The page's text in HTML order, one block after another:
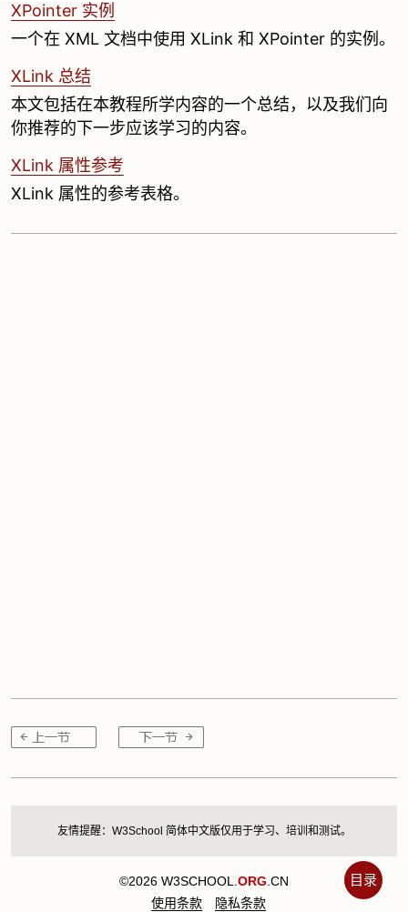
XPointer 实例
一个在 XML 文档中使用 XLink 和 XPointer 的实例。
XLink 总结
本文包括在本教程所学内容的一个总结，以及我们向
你推荐的下一步应该学习的内容。
XLink 属性参考
XLink 属性的参考表格。
目录
友情提醒：W3School 简体中文版仅用于学习、培训和测试。
©2026 W3SCHOOL. ORG .CN
使用条款
隐私条款